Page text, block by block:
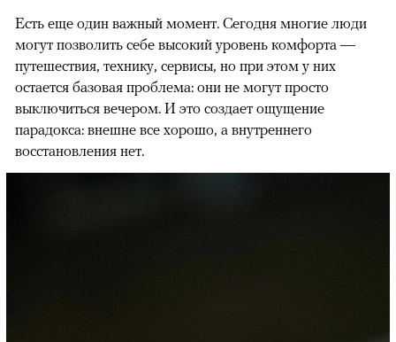
Есть еще один важный момент. Сегодня многие люди
могут позволить себе высокий уровень комфорта —
путешествия, технику, сервисы, но при этом у них
остается базовая проблема: они не могут просто
выключиться вечером. И это создает ощущение
парадокса: внешне все хорошо, а внутреннего
восстановления нет.